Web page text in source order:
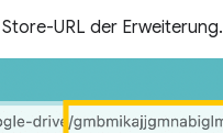
URL der Erweiterung.